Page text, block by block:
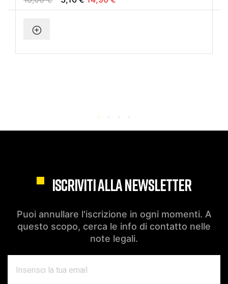
ISCRIVITI ALLA NEWSLETTER
Puoi annullare l'iscrizione in ogni momenti. A
questo scopo, cerca le info di contatto nelle
note legali.